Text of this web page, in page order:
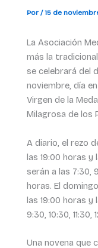
Por /15 de
La Asociación
más la
se celebrará del
noviembre, día
Virgen de la
Milagrosa de los
A diario, el rezo
las 19:00 horas y
serán a las 7:30,
horas. El
las 19:00 horas y
9:30, 10:30, 11:30,
Una novena que